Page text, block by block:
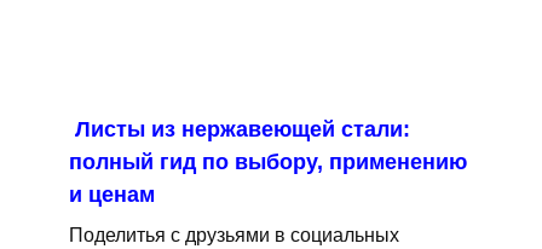
Листы из нержавеющей стали:
полный гид по выбору, применению
и ценам
Поделитья с друзьями в социальных